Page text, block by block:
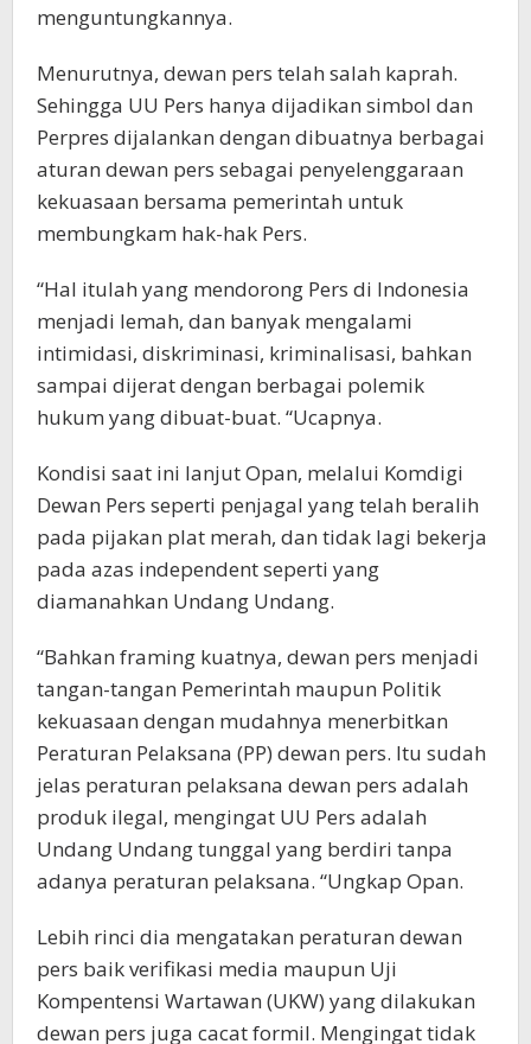
menguntungkannya.
Menurutnya, dewan pers telah salah kaprah.
Sehingga UU Pers hanya dijadikan simbol dan
Perpres dijalankan dengan dibuatnya berbagai
aturan dewan pers sebagai penyelenggaraan
kekuasaan bersama pemerintah untuk
membungkam hak-hak Pers.
“Hal itulah yang mendorong Pers di Indonesia
menjadi lemah, dan banyak mengalami
intimidasi, diskriminasi, kriminalisasi, bahkan
sampai dijerat dengan berbagai polemik
hukum yang dibuat-buat. “Ucapnya.
Kondisi saat ini lanjut Opan, melalui Komdigi
Dewan Pers seperti penjagal yang telah beralih
pada pijakan plat merah, dan tidak lagi bekerja
pada azas independent seperti yang
diamanahkan Undang Undang.
“Bahkan framing kuatnya, dewan pers menjadi
tangan-tangan Pemerintah maupun Politik
kekuasaan dengan mudahnya menerbitkan
Peraturan Pelaksana (PP) dewan pers. Itu sudah
jelas peraturan pelaksana dewan pers adalah
produk ilegal, mengingat UU Pers adalah
Undang Undang tunggal yang berdiri tanpa
adanya peraturan pelaksana. “Ungkap Opan.
Lebih rinci dia mengatakan peraturan dewan
pers baik verifikasi media maupun Uji
Kompentensi Wartawan (UKW) yang dilakukan
dewan pers juga cacat formil. Mengingat tidak